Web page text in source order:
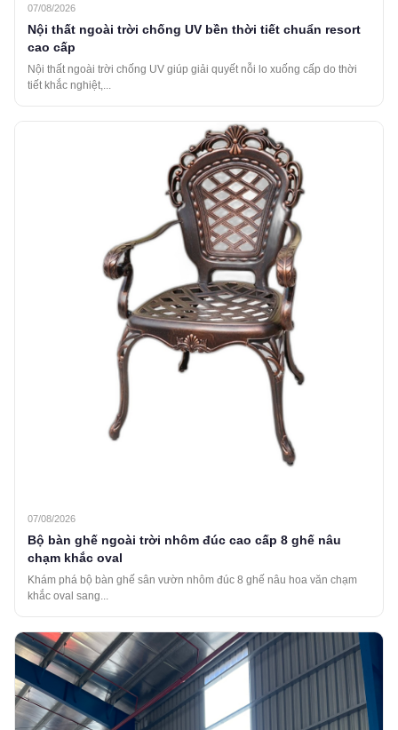
07/08/2026
Nội thất ngoài trời chống UV bền thời tiết chuẩn resort
cao cấp
Nội thất ngoài trời chống UV giúp giải quyết nỗi lo xuống cấp do thời
tiết khắc nghiệt,...
07/08/2026
Bộ bàn ghế ngoài trời nhôm đúc cao cấp 8 ghế nâu
chạm khắc oval
Khám phá bộ bàn ghế sân vườn nhôm đúc 8 ghế nâu hoa văn chạm
khắc oval sang...